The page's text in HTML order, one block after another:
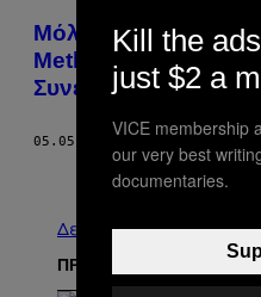
Μόλις Άνοιξε
Meth και Κοκαΐνη
Συνελήφθη ο
05.05.23 MANISHA
Δείτε τα όλα
ΠΡΟΣΦΑΤΑ
Kill the
just $2 a
VICE membership
our very best
documentaries.